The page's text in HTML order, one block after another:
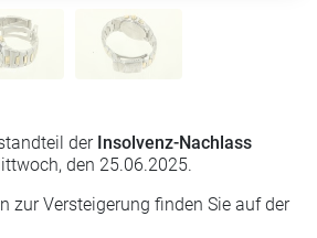
der Insolvenz-Nachlass
den 25.06.2025.
zur Versteigerung finden Sie auf der